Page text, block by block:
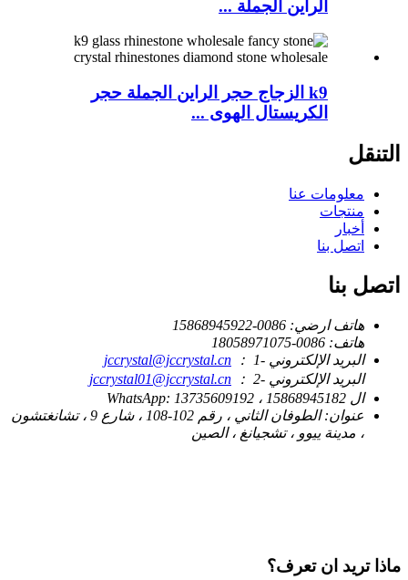
الراين الجملة ...
k9 الزجاج حجر الراين الجملة حجر
الكريستال الهوى ...
التنقل
معلومات عنا
منتجات
أخبار
اتصل بنا
اتصل بنا
هاتف ارضي: 0086-15868945922
هاتف: 0086-18058971075
البريد الإلكتروني -1 ：
jccrystal@jccrystal.cn
البريد الإلكتروني -2 ：
jccrystal01@jccrystal.cn
ال WhatsApp: 13735609192 ، 15868945182
عنوان:
الطوفان الثاني ، رقم 102-108 ، شارع 9 ، تشانغتشون
، مدينة ييوو ، تشجيانغ ، الصين
ماذا تريد ان تعرف؟